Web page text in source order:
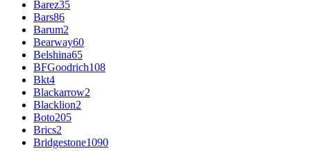
Barez35
Bars86
Barum2
Bearway60
Belshina65
BFGoodrich108
Bkt4
Blackarrow2
Blacklion2
Boto205
Brics2
Bridgestone1090